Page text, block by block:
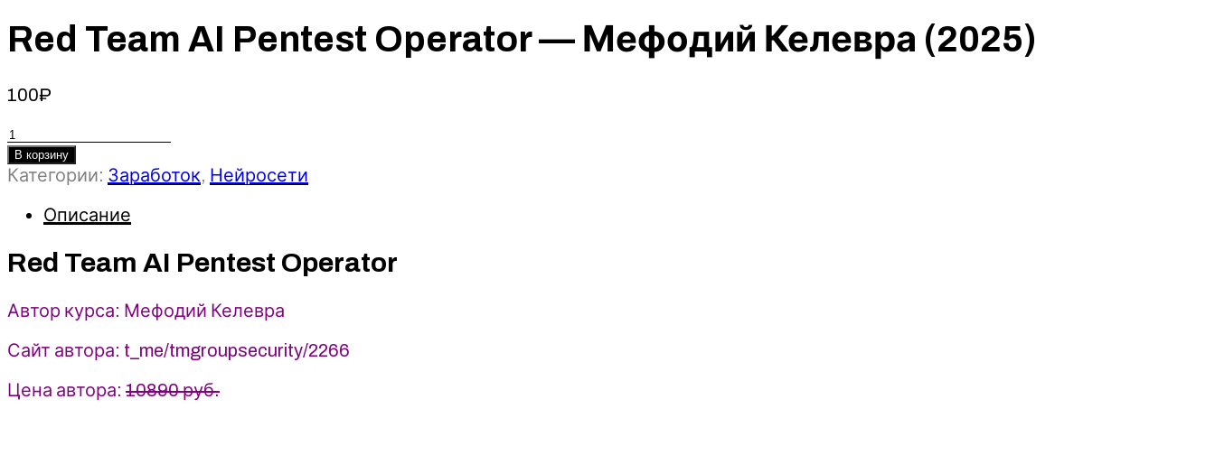
Red Team AI Pentest Operator — Мефодий Келевра (2025)
100₽
Количество
товара
Red
Operator
-
Келевра
В корзину
Категории: Заработок, Нейросети
Описание
Red Team AI Pentest Operator
Автор курса: Мефодий Келевра
Сайт автора: t_me/tmgroupsecurity/2266
Цена автора: 10890 руб.